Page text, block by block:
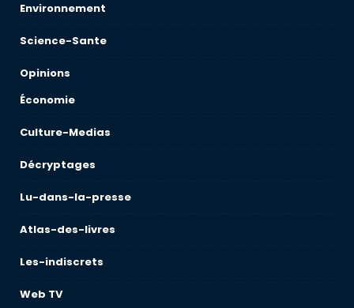
Environnement
Science-Sante
Opinions
Économie
Culture-Medias
Décryptages
Lu-dans-la-presse
Atlas-des-livres
Les-indiscrets
Web TV